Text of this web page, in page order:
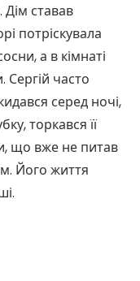
ставав
потріскувала
а в кімнаті
часто
серед ночі,
торкався її
що вже не питав
Його життя